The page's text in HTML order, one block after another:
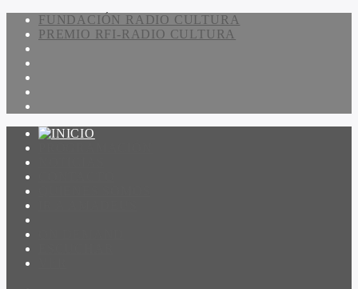
FUNDACIÓN RADIO CULTURA
PREMIO RFI-RADIO CULTURA